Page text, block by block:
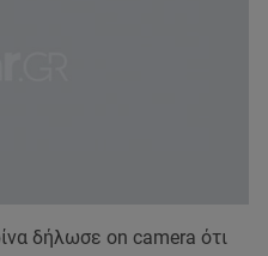
δήλωσε on camera ότι